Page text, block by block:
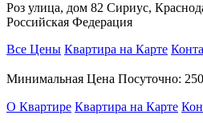
Роз улица, дом 82 Сириус,
Российская Федерация
Все Цены Квартира на Карте
Минимальная Цена Посуточно:
О Квартире Квартира на Карте